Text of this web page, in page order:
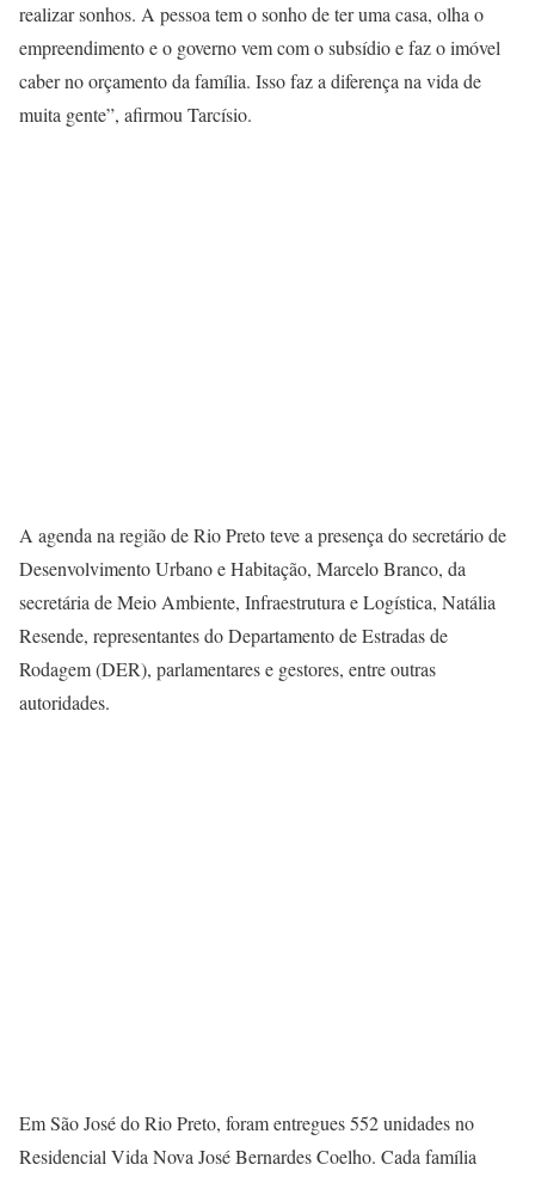
realizar sonhos. A pessoa tem o sonho de ter uma casa, olha o
empreendimento e o governo vem com o subsídio e faz o imóvel
caber no orçamento da família. Isso faz a diferença na vida de
muita gente”, afirmou Tarcísio.
A agenda na região de Rio Preto teve a presença do secretário de
Desenvolvimento Urbano e Habitação, Marcelo Branco, da
secretária de Meio Ambiente, Infraestrutura e Logística, Natália
Resende, representantes do Departamento de Estradas de
Rodagem (DER), parlamentares e gestores, entre outras
autoridades.
Em São José do Rio Preto, foram entregues 552 unidades no
Residencial Vida Nova José Bernardes Coelho. Cada família